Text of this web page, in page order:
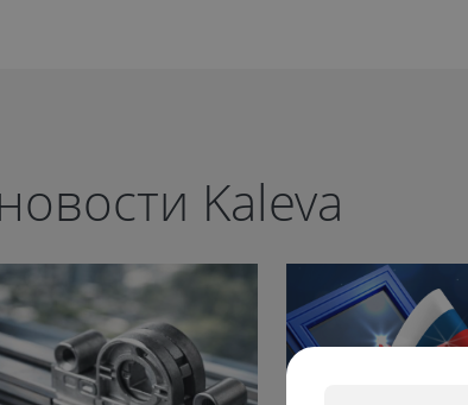
Kaleva